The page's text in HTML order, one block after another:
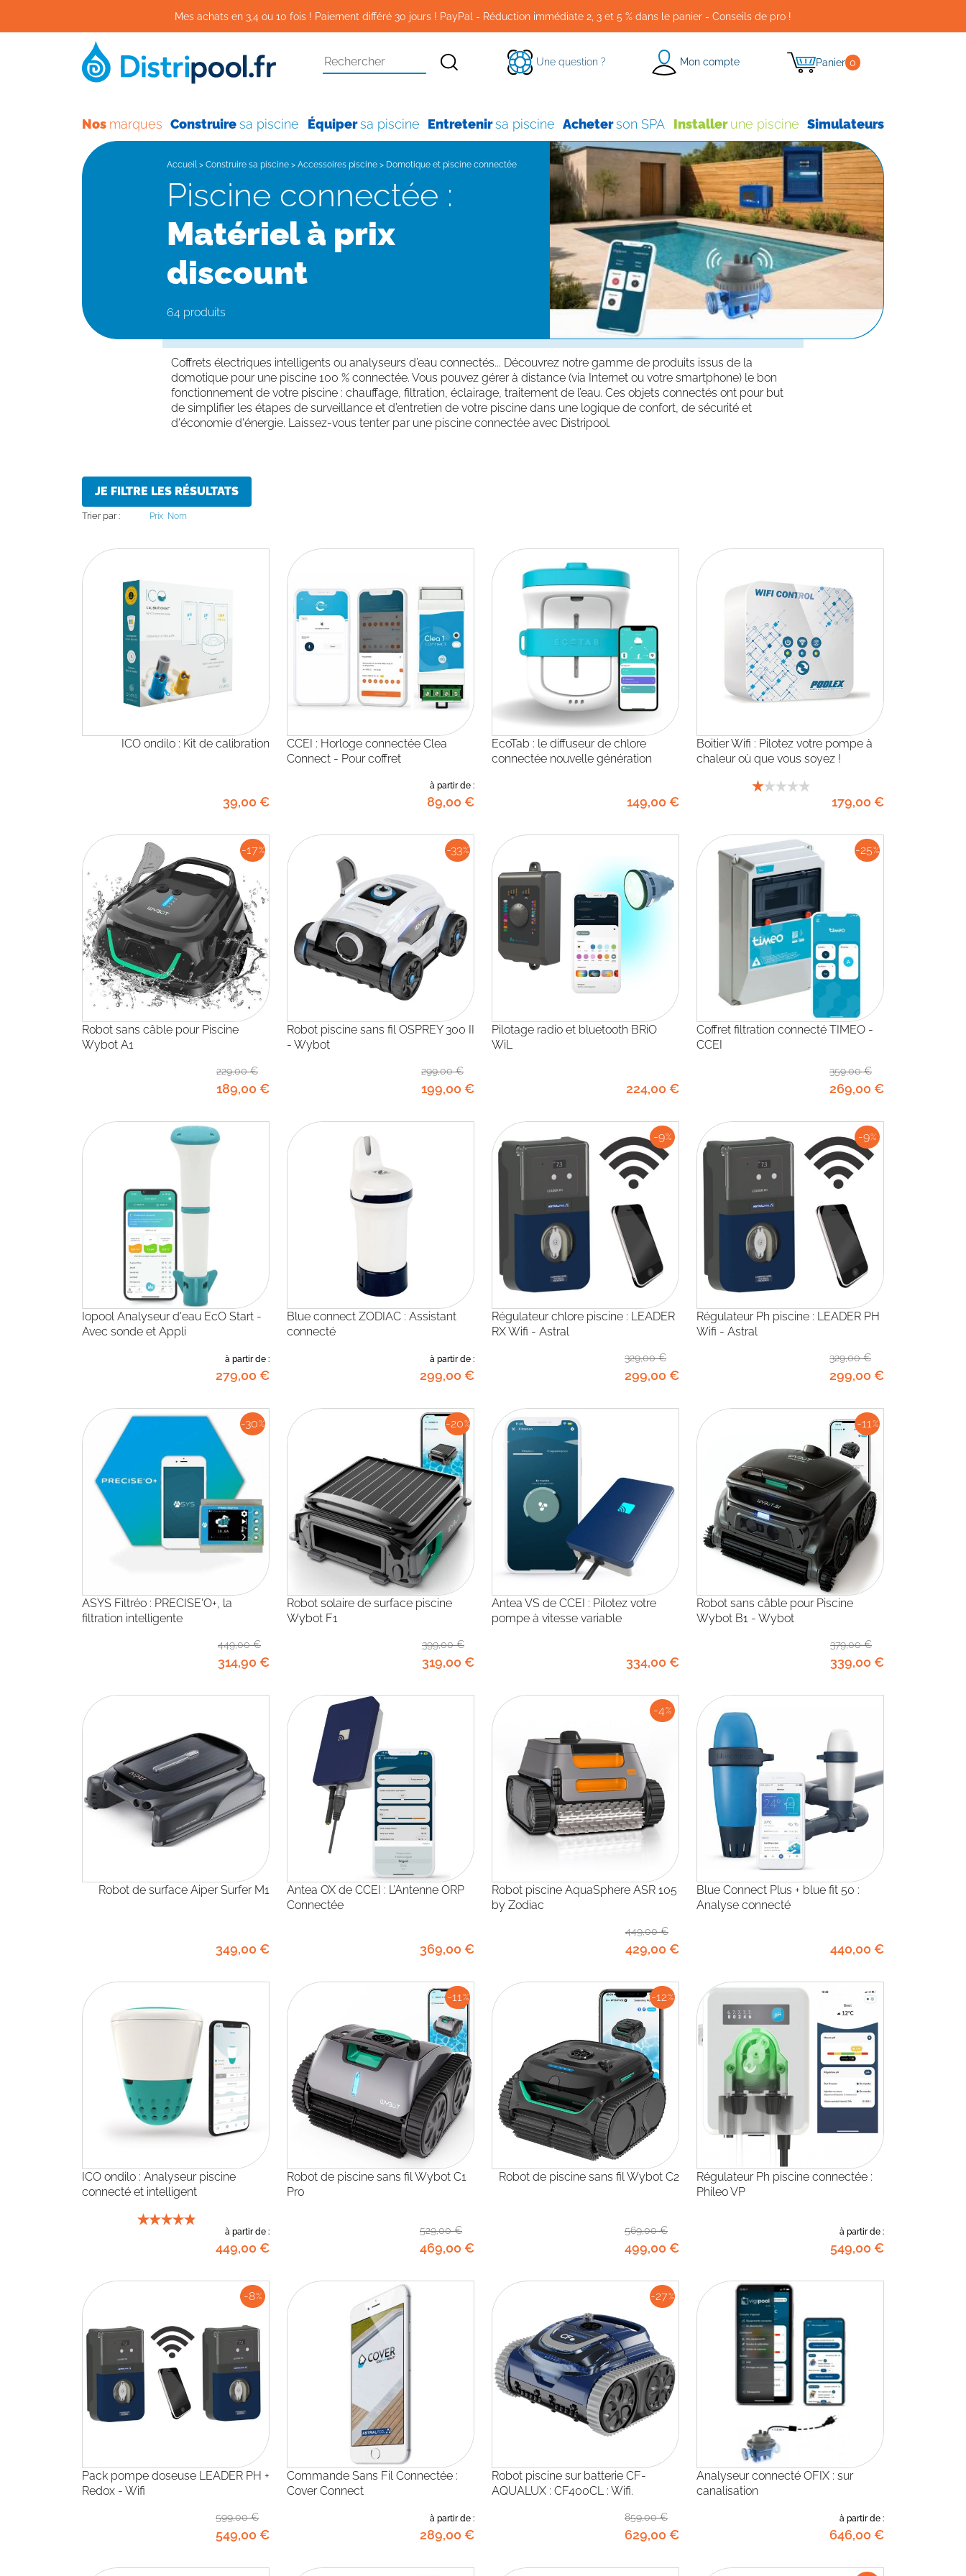
Mes achats en 3,4 ou 10 fois ! Paiement différé 30 jours ! PayPal - Réduction immédiate 2, 3 et 5 % dans le panier - Conseils de pro !
Une question ? Mon compte Panier 0
Nos marques Construiresa piscine Équipersa piscine Entretenirsa piscine Acheterson SPA Installerune piscine Simulateurs
Accueil > Construire sa piscine> Accessoires piscine> Domotique et piscine connectée
Piscine connectée :
Matériel à prix
discount
64 produits
Coffrets électriques intelligents ou analyseurs d’eau connectés... Découvrez notre gamme de produits issus de la
domotique pour une piscine 100 % connectée. Vous pouvez gérer à distance (via Internet ou votre smartphone) le bon
fonctionnement de votre piscine : chauffage, filtration, éclairage, traitement de l’eau. Ces objets connectés ont pour but
de simplifier les étapes de surveillance et d’entretien de votre piscine dans une logique de confort, de sécurité et
d'économie d'énergie. Laissez-vous tenter par une piscine connectée avec Distripool.
JE FILTRE LES RÉSULTATS
Trier par : Prix Nom
ICO ondilo : Kit de calibration
39,00 €
CCEI : Horloge connectée Clea
Connect - Pour coffret
à partir de :
89,00 €
EcoTab : le diffuseur de chlore
connectée nouvelle génération
149,00 €
Boitier Wifi : Pilotez votre pompe à
chaleur où que vous soyez !
179,00 €
Robot sans câble pour Piscine
Wybot A1
229,00€
189,00 €
-17%
Robot piscine sans fil OSPREY 300 II
- Wybot
299,00€
199,00 €
-33%
Pilotage radio et bluetooth BRiO
WiL
224,00 €
Coffret filtration connecté TIMEO -
CCEI
359,00€
269,00 €
-25%
Iopool Analyseur d'eau EcO Start -
Avec sonde et Appli
à partir de :
279,00 €
Blue connect ZODIAC : Assistant
connecté
à partir de :
299,00 €
Régulateur chlore piscine : LEADER
RX Wifi - Astral
329,00€
299,00 €
-9%
Régulateur Ph piscine : LEADER PH
Wifi - Astral
329,00€
299,00 €
-9%
ASYS Filtréo : PRECISE'O+, la
filtration intelligente
449,00€
314,90 €
-30%
Robot solaire de surface piscine
Wybot F1
399,00€
319,00 €
-20%
Antea VS de CCEI : Pilotez votre
pompe à vitesse variable
334,00 €
Robot sans câble pour Piscine
Wybot B1 - Wybot
379,00€
339,00 €
-11%
Robot de surface Aiper Surfer M1
349,00 €
Antea OX de CCEI : L’Antenne ORP
Connectée
369,00 €
Robot piscine AquaSphere ASR 105
by Zodiac
449,00€
429,00 €
-4%
Blue Connect Plus + blue fit 50 :
Analyse connecté
440,00 €
ICO ondilo : Analyseur piscine
connecté et intelligent
à partir de :
449,00 €
Robot de piscine sans fil Wybot C1
Pro
529,00€
469,00 €
-11%
Robot de piscine sans fil Wybot C2
569,00€
499,00 €
-12%
Régulateur Ph piscine connectée :
Phileo VP
à partir de :
549,00 €
Pack pompe doseuse LEADER PH +
Redox - Wifi
599,00€
549,00 €
-8%
Commande Sans Fil Connectée :
Cover Connect
à partir de :
289,00 €
Robot piscine sur batterie CF-
AQUALUX : CF400CL : Wifi.
859,00€
629,00 €
-27%
Analyseur connecté OFIX : sur
canalisation
à partir de :
646,00 €